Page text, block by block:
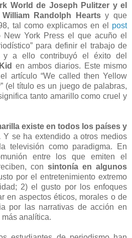
World de Joseph Pulitzer y el
Randolph Heartsy que
tal como explicamos en el post
New York Press el que acuño el
para definir el trabajo de
y a ello contribuyó el éxito del
en ambos diarios. Este mismo
artículo “We called then Yellow
(el título es un juego de palabras,
tanto amarillo como cruel y
existe en todos los países y
Y se ha extendido a otros medios
televisión como paradigma. En
entre los que emiten el
con sintonía en algunos
por el entretenimiento extremo
2) el gusto por los enfoques
en aspectos éticos, morales o de
por las narrativas de acción en
analítica.